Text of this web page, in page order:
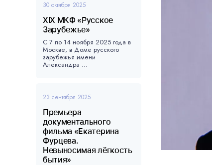
30 октября 2025
XIX МКФ «Русское
Зарубежье»
С 7 по 14 ноября 2025 года в
Москве, в Доме русского
зарубежья имени
Александра ...
23 сентября 2025
Премьера
документального
фильма «Екатерина
Фурцева.
Невыносимая лёгкость
бытия»